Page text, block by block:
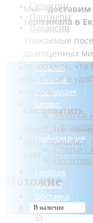
Гарантии
Партнеры
Вакансии
Главная
О заводе
Продукция
Сервис
Монтаж
Информация
Статьи /
Галерея
Оплата
Доставка
Контакты
Мы
терминала в
Уважаемые
драгоценных
возможное,
приятное и
оплаты.
Как оплатить
Сообщите
него
счет.
Похожие
В наличии
👍